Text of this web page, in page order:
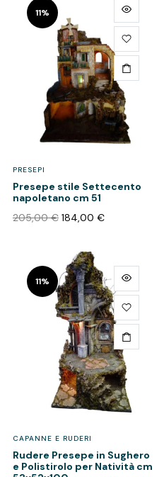
11%
PRESEPI
Presepe stile Settecento
napoletano cm 51
205,00€ 184,00 €
11%
CAPANNE E RUDERI
Rudere Presepe in Sughero
e Polistirolo per Natività cm